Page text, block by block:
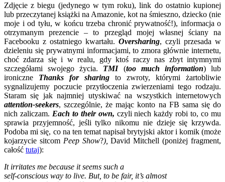
Zdjęcie z biegu (jedynego w tym roku), link do ostatnio kupionej
lub przeczytanej książki na Amazonie, kot na śmieszno, dziecko (nie
moje i od tyłu, w końcu trzeba chronić prywatność!), informacja o
otrzymanym prezencie – to przegląd mojej własnej ściany na
Facebooku z ostatniego kwartału. Oversharing, czyli przesada w
dzieleniu się prywatnymi informacjami, to zmora głównie internetu,
choć zdarza się i w realu, gdy ktoś raczy nas zbyt intymnymi
szczegółami swojego życia. TMI(too much information) lub
ironiczne Thanks for sharing to zwroty, którymi żartobliwie
sygnalizujemy poczucie przytłoczenia zwierzeniami tego rodzaju.
Staram się jak najmniej utyskiwać na wszystkich internetowych
attention-seekers, szczególnie, że mając konto na FB sama się do
nich zaliczam. Each to their own, czyli niech każdy robi to, co mu
sprawia przyjemność, jeśli tylko nikomu nie dzieje się krzywda.
Podoba mi się, co na ten temat napisał brytyjski aktor i komik (może
kojarzycie sitcom Peep Show?),David Mitchell (poniżej fragment,
całość tutaj):
It irritates me because it seems such a
self-conscious way to live. But, to be fair, it’s almost